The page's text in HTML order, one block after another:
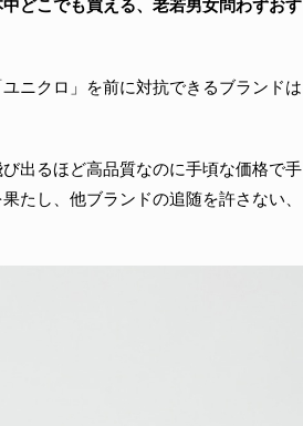
どこでも買える、老若男女問わずおす
ニクロ」を前に対抗できるブランドは
出るほど高品質なのに手頃な価格で手
たし、他ブランドの追随を許さない、